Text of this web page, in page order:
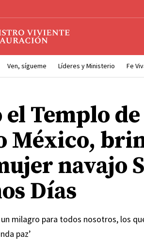
Ven, sígueme Líderes y Ministerio Fe
el Templo
México,
navajo
Días
milagro para todos nosotros, los
paz’